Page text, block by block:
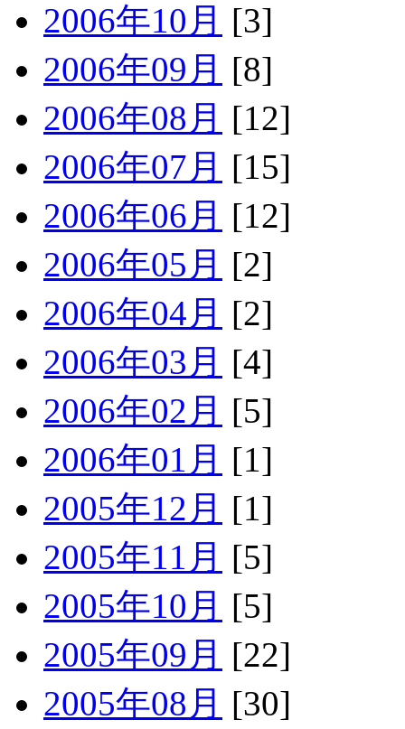
2006年10月 [3]
2006年09月 [8]
2006年08月 [12]
2006年07月 [15]
2006年06月 [12]
2006年05月 [2]
2006年04月 [2]
2006年03月 [4]
2006年02月 [5]
2006年01月 [1]
2005年12月 [1]
2005年11月 [5]
2005年10月 [5]
2005年09月 [22]
2005年08月 [30]